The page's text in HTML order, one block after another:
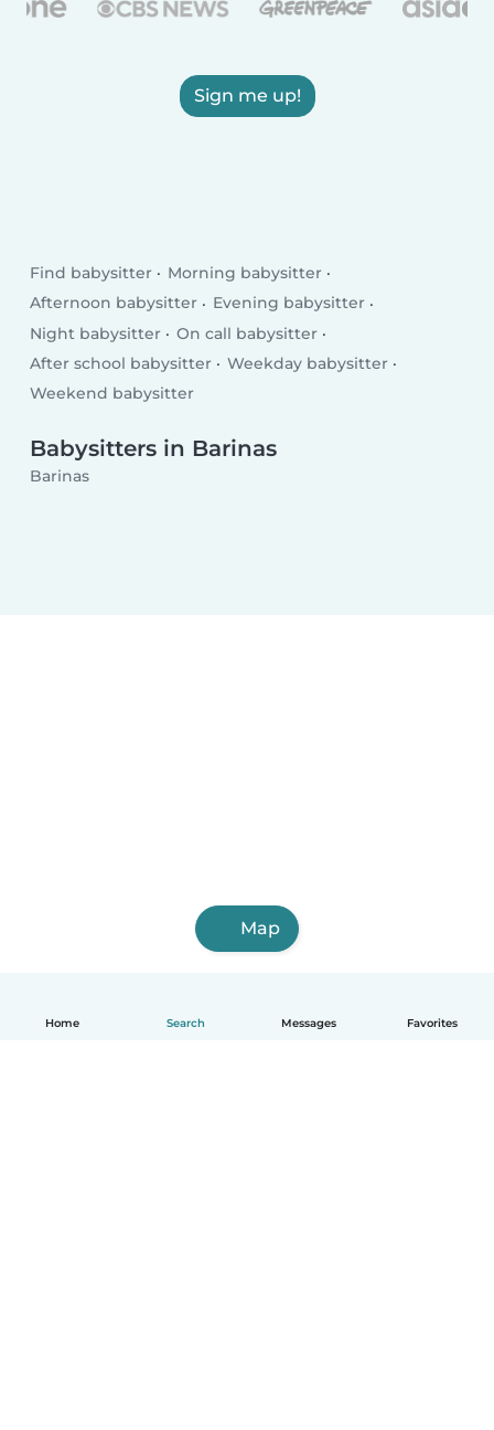
Home Search Messages Favorites
Sign me up!
Find babysitter
Morning babysitter
Afternoon babysitter
Evening babysitter
Night babysitter
On call babysitter
After school babysitter
Weekday babysitter
Weekend babysitter
Babysitters in Barinas
Barinas
Map